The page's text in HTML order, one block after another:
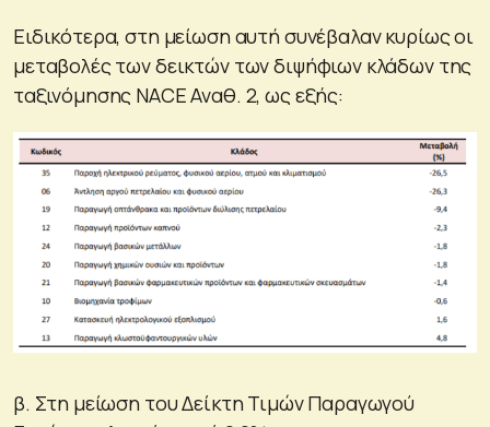
Ειδικότερα, στη μείωση αυτή συνέβαλαν κυρίως οι
μεταβολές των δεικτών των διψήφιων κλάδων της
ταξινόμησης NACE Αναθ. 2, ως εξής:
β. Στη μείωση του Δείκτη Τιμών Παραγωγού